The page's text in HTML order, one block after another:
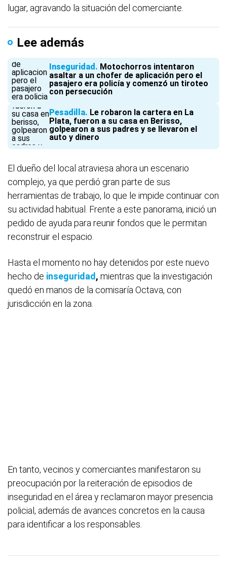
lugar, agravando la situación del comerciante.
Lee además
Inseguridad
Motochorros intentaron
asaltar a un chofer de aplicación pero el
pasajero era policía y comenzó un tiroteo
con persecución
Pesadilla Le robaron la cartera en La
Plata, fueron a su casa en Berisso,
golpearon a sus padres y se llevaron el
auto y dinero
El dueño del local atraviesa ahora un escenario
complejo, ya que perdió gran parte de sus
herramientas de trabajo, lo que le impide continuar con
su actividad habitual. Frente a este panorama, inició un
pedido de ayuda para reunir fondos que le permitan
reconstruir el espacio.
Hasta el momento no hay detenidos por este nuevo
hecho de inseguridad , mientras que la investigación
quedó en manos de la comisaría Octava, con
jurisdicción en la zona.
En tanto, vecinos y comerciantes manifestaron su
preocupación por la reiteración de episodios de
inseguridad en el área y reclamaron mayor presencia
policial, además de avances concretos en la causa
para identificar a los responsables.